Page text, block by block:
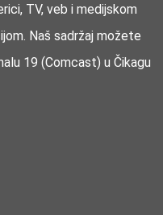
TV, veb i medijskom
Naš sadržaj možete
19 (Comcast) u Čikagu